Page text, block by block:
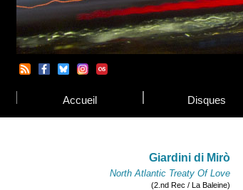
Accueil Disques
Giardini di Mirò
North Atlantic Treaty Of Love
(2.nd Rec / La Baleine)